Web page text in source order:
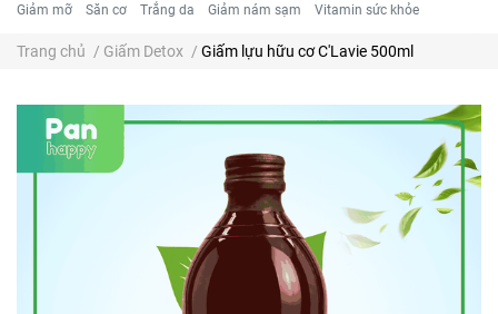
Giảm mỡ Săn cơ Trắng da Giảm nám sạm Vitamin sức khỏe
Trang chủ / Giấm Detox / Giấm lựu hữu cơ C'Lavie 500ml